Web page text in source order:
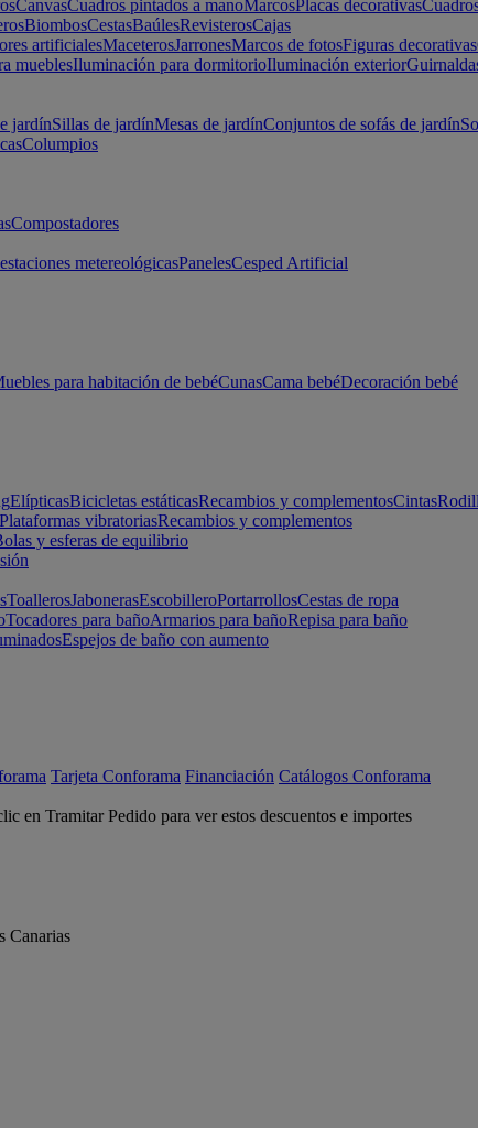
CanvasCuadros pintados a manoMarcosPlacas decorativas
BiombosCestasBaúlesRevisterosCajas
artificialesMaceterosJarronesMarcos de fotosFiguras decorativas
mueblesIluminación para dormitorioIluminación exterior
jardínSillas de jardínMesas de jardínConjuntos de sofás de jardín
Columpios
Compostadores
metereológicasPanelesCesped Artificial
para habitación de bebéCunasCama bebéDecoración bebé
ElípticasBicicletas estáticasRecambios y complementosCintas
Plataformas vibratoriasRecambios y complementos
y esferas de equilibrio
ToallerosJabonerasEscobilleroPortarrollosCestas de ropa
Tocadores para bañoArmarios para bañoRepisa para baño
Espejos de baño con aumento
Tarjeta Conforama Financiación Catálogos Conforama
en Tramitar Pedido para ver estos descuentos e importes
Canarias